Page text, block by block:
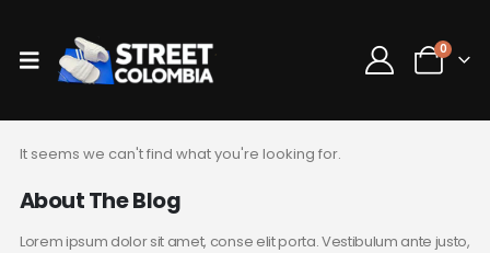
0
It seems we can't find what you're looking for.
About The Blog
Lorem ipsum dolor sit amet, conse elit porta. Vestibulum ante justo,